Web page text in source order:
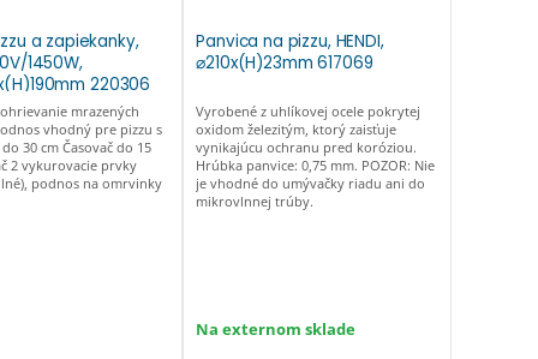
a zapiekanky,
1450W,
220306
mrazených
vhodný pre pizzu s
30 cm Časovač do 15
2 vykurovacie prvky
podnos na omrvinky
Panvica na pizzu, HENDI,
⌀210x(H)23mm 617069
Vyrobené z uhlíkovej ocele pokrytej
oxidom železitým, ktorý zaisťuje
vynikajúcu ochranu pred koróziou.
Hrúbka panvice: 0,75 mm. POZOR: Nie
je vhodné do umývačky riadu ani do
mikrovlnnej trúby.
Na externom sklade